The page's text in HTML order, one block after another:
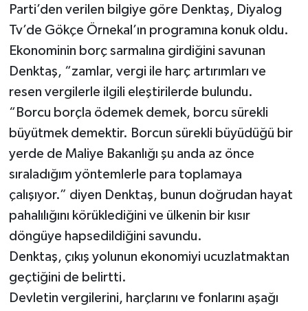
Parti’den verilen bilgiye göre Denktaş, Diyalog
Tv’de Gökçe Örnekal’ın programına konuk oldu.
Ekonominin borç sarmalına girdiğini savunan
Denktaş, “zamlar, vergi ile harç artırımları ve
resen vergilerle ilgili eleştirilerde bulundu.
“Borcu borçla ödemek demek, borcu sürekli
büyütmek demektir. Borcun sürekli büyüdüğü bir
yerde de Maliye Bakanlığı şu anda az önce
sıraladığım yöntemlerle para toplamaya
çalışıyor.” diyen Denktaş, bunun doğrudan hayat
pahalılığını körüklediğini ve ülkenin bir kısır
döngüye hapsedildiğini savundu.
Denktaş, çıkış yolunun ekonomiyi ucuzlatmaktan
geçtiğini de belirtti.
Devletin vergilerini, harçlarını ve fonlarını aşağı